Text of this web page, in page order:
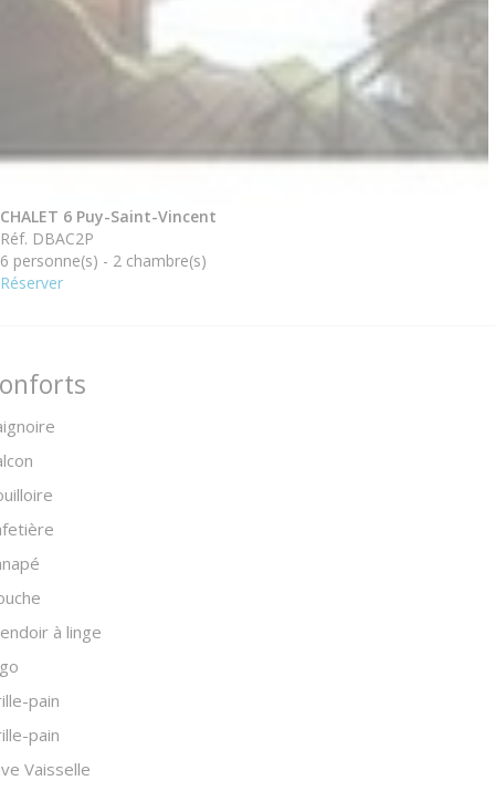
CHALET 6 Puy-Saint-Vincent
Réf. DBAC2P
6 personne(s) - 2 chambre(s)
Réserver
à linge
pain
pain
Vaisselle